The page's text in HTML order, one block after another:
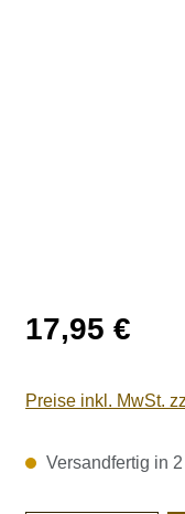
Regulärer Preis:
17,95 €
Preise inkl. MwSt.
Versandfertig in